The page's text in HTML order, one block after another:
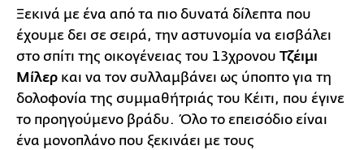
Ξεκινά με ένα από τα πιο δυνατά δίλεπτα που
έχουμε δει σε σειρά, την αστυνομία να εισβάλει
στο σπίτι της οικογένειας του 13χρονου Τζέιμι
Μίλερ και να τον συλλαμβάνει ως ύποπτο για τη
δολοφονία της συμμαθήτριάς του Κέιτι, που έγινε
το προηγούμενο βράδυ. Όλο το επεισόδιο είναι
ένα μονοπλάνο που ξεκινάει με τους